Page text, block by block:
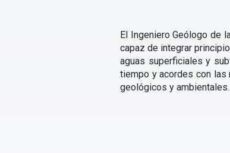
El Ingeniero Geólogo de
capaz de integrar
aguas superficiales y
tiempo y acordes con
geológicos y ambientales.